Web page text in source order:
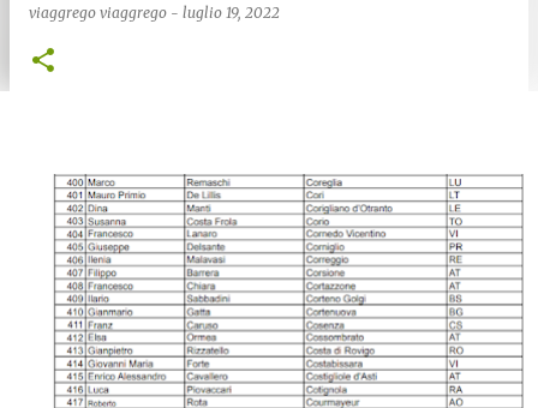
viaggrego viaggrego - luglio 19, 2022